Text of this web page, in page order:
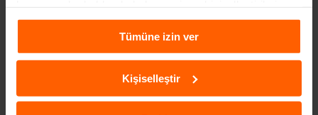
içeriklerin sunulmasına yardımcı olur. Daha fazla
Çerezlere İlişkin Aydınlatma Metni
ulaşabilirsiniz.
Tümüne izin ver
Kişiselleştir
SIXT RENT A CAR ÇAĞRI MERKEZI NUMARASINI
YENILEDI! 0850 222 2 000